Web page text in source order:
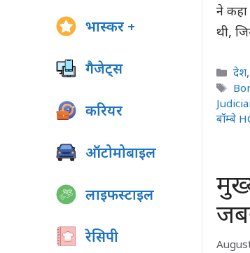
ने
थी,
देश
बॉम्बे
भास्कर +
गैजेट्स
करियर
ऑटोमोबाइल
लाइफस्टाइल
रेसिपी